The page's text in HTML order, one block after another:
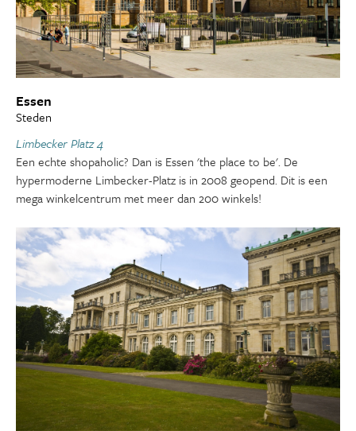
Essen
Steden
Limbecker Platz 4
Een echte shopaholic? Dan is Essen 'the place to be'. De
hypermoderne Limbecker-Platz is in 2008 geopend. Dit is een
mega winkelcentrum met meer dan 200 winkels!